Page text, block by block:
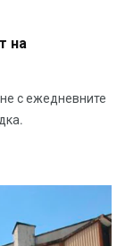
на
с ежедневните